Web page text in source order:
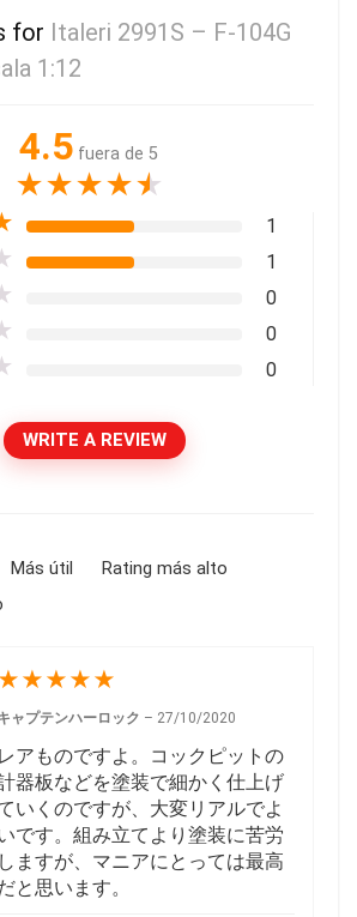
for Italeri 2991S – F-104G
1:12
4.5 fuera de 5
★★★★★
1
1
0
0
0
WRITE A REVIEW
Más útil
Rating más alto
★★★★★
ャプテンハーロック – 27/10/2020
レアものですよ。コックピットの
器板などを塗装で細かく仕上げ
いくのですが、大変リアルでよ
です。組み立てより塗装に苦労
しますが、マニアにとっては最高
と思います。